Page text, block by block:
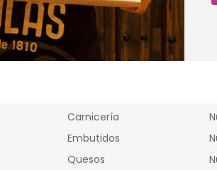
Carnicería
Embutidos
Quesos